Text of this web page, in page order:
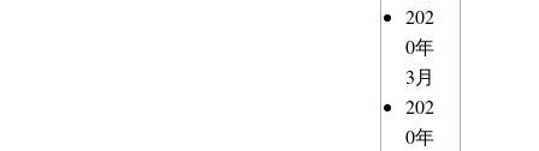
202
0年
3月
202
0年